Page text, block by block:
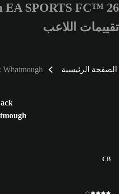
أدخل 3 أحرف أو أرقام على الأقل
EA SPORTS FC™ 26
تقييمات اللاعب
الصفحة الرئيسية Whatmough
CB